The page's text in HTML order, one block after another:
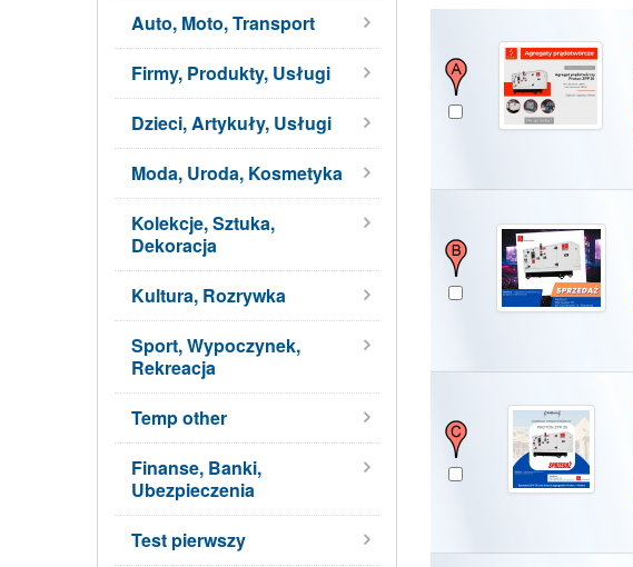
Auto, Moto, Transport
Firmy, Produkty, Usługi
Dzieci, Artykuły, Usługi
Moda, Uroda, Kosmetyka
Kolekcje, Sztuka,
Dekoracja
Kultura, Rozrywka
Sport, Wypoczynek,
Rekreacja
Temp other
Finanse, Banki,
Ubezpieczenia
Test pierwszy